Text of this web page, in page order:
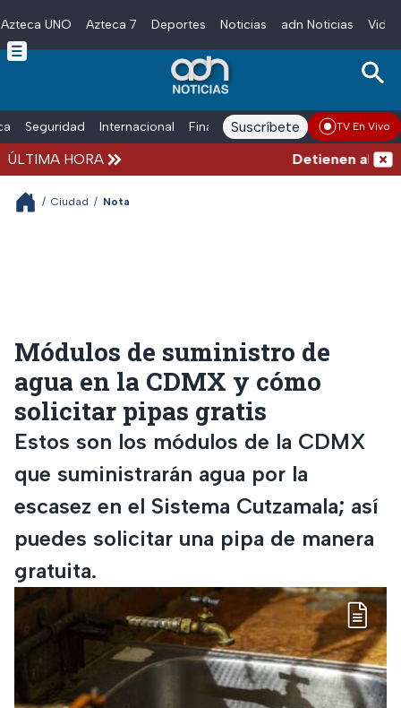
Skip to main content
Azteca UNO Azteca 7 Deportes Noticias adn Noticias
Seguridad Internacional Finanzas adn Noticias Radio
Suscríbete TV En Vivo
ÚLTIMA HORA Detienen al
/ Ciudad / Nota
Módulos de suministro de
agua en la CDMX y cómo
solicitar pipas gratis
Estos son los módulos de la CDMX
que suministrarán agua por la
escasez en el Sistema Cutzamala; así
puedes solicitar una pipa de manera
gratuita.